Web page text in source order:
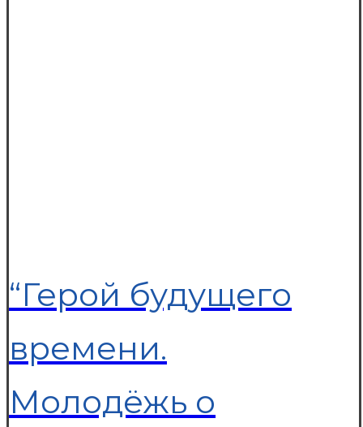
“Герой будущего
времени.
Молодёжь о